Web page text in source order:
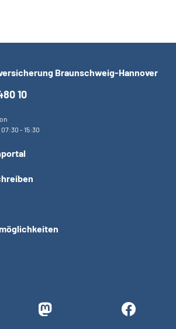
Braunschweig-Hannover
10
07:30 - 15:30